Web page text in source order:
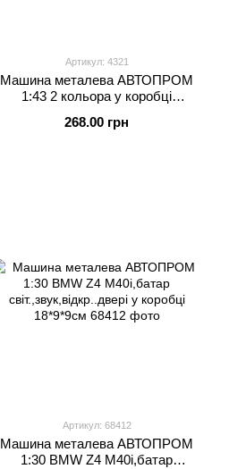
Артикул: 4321
Машина металева АВТОПРОМ
1:43 2 кольора у коробці
268.00 грн
Артикул: 68412
Машина металева АВТОПРОМ
1:30 BMW Z4 M40i,батар